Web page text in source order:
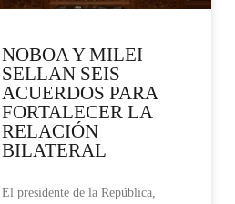
NOBOA Y MILEI
SELLAN SEIS
ACUERDOS PARA
FORTALECER LA
RELACIÓN
BILATERAL
El presidente de la República,